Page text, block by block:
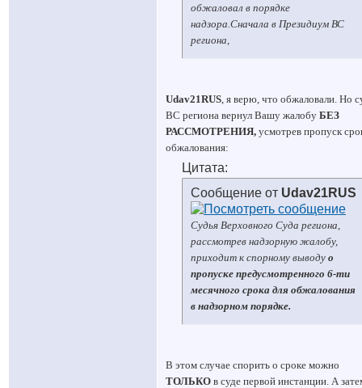
обжаловал в порядке
надзора.Сначала в Президиум ВС
региона,
Udav21RUS, я верю, что обжаловали. Но
ВС региона вернул Вашу жалобу БЕЗ
РАССМОТРЕНИЯ, усмотрев пропуск
обжалования:
Цитата:
Сообщение от Udav21RUS
Судья Верховного Суда региона,
рассмотрев надзорную жалобу,
приходит к спорному выводу о
пропуске предусмотренного 6-ти
месячного срока для обжалования
в надзорном порядке.
В этом случае спорить о сроке можно
ТОЛЬКО в суде первой инстанции. А